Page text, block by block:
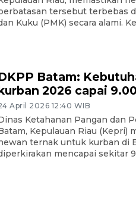
tersebut terbebas
Kuku (PMK) secara alami.
Batam:
2026 capai
April 2026 12:40 WIB
Ketahanan Pangan dan
Kepulauan Riau (Kepri)
ternak untuk kurban di
mencapai sekitar